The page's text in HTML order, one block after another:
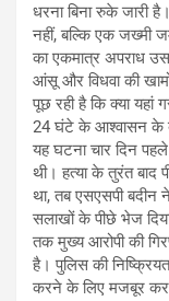
धरना बिना रुके जारी
नहीं, बल्कि एक जख्मी
का एकमात्र अपराध
आंसू और विधवा की
पूछ रही है कि क्या यहां
24 घंटे के आश्वासन के
यह घटना चार दिन पहले
थी। हत्या के तुरंत बाद
था, तब एसएसपी बदीन
सलाखों के पीछे भेज
तक मुख्य आरोपी की
है। पुलिस की
करने के लिए मजबूर कर